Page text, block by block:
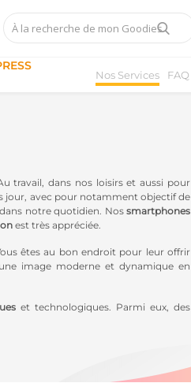
Nos Services FAQ
travail, dans nos loisirs et aussi pour
jour, avec pour notamment objectif de
notre quotidien. Nossmartphones
est très appréciée.
êtes au bon endroit pour leur offrir
image moderne et dynamique en
et technologiques. Parmi eux, des
pouvant parfaitement s'accorder